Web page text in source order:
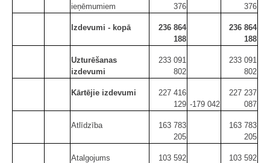
ieņēmumiem
376
376
Izdevumi - kopā
236 864
188
236 864
188
Uzturēšanas
izdevumi
233 091
802
233 091
802
Kārtējie izdevumi
227 416
129 -179 042
227 237
087
Atlīdzība
163 783
205
163 783
205
Atalgojums
103 592
103 592